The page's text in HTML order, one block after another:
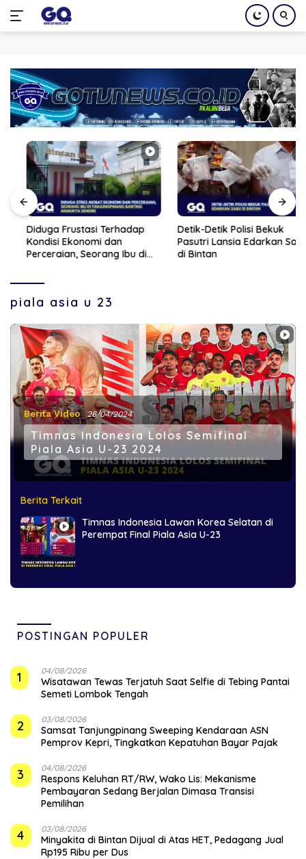
konten
Diduga Frustasi Terhadap
Kondisi Ekonomi dan
Perceraian, Seorang Ibu di
Detik-Detik Polisi Bekuk
Pasutri Lansia Edarkan Sabu
di Bintan
piala asia u 23
Berita Video 26/04/2024
Timnas Indonesia Lolos Semifinal
Piala Asia U-23 2024
Berita Terkait
Timnas Indonesia Lawan Korea Selatan di
Perempat Final Piala Asia U-23
POSTINGAN POPULER
1 04/08/2026
Wisatawan Tewas Terjatuh Saat Selfie di Tebing Pantai
Semeti Lombok Tengah
2 03/08/2026
Samsat Tanjungpinang Sweeping Kendaraan ASN
Pemprov Kepri, Tingkatkan Kepatuhan Bayar Pajak
3 04/08/2026
‎Respons Keluhan RT/RW, Wako Lis: Mekanisme
Pembayaran Sedang Berjalan Dimasa Transisi
Pemilihan
4 03/08/2026
Minyakita di Bintan Dijual di Atas HET, Pedagang Jual
Rp195 Ribu per Dus